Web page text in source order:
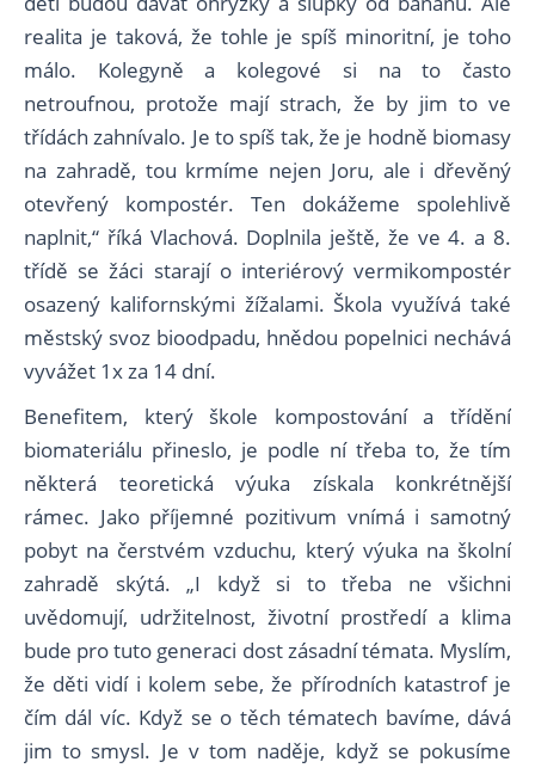
realita je taková, že tohle je spíš minoritní, je toho
málo. Kolegyně a kolegové si na to často
netroufnou, protože mají strach, že by jim to ve
třídách zahnívalo. Je to spíš tak, že je hodně biomasy
na zahradě, tou krmíme nejen Joru, ale i dřevěný
otevřený kompostér. Ten dokážeme spolehlivě
naplnit,“ říká Vlachová. Doplnila ještě, že ve 4. a 8.
třídě se žáci starají o interiérový vermikompostér
osazený kalifornskými žížalami. Škola využívá také
městský svoz bioodpadu, hnědou popelnici nechává
vyvážet 1x za 14 dní.
Benefitem, který škole kompostování a třídění
biomateriálu přineslo, je podle ní třeba to, že tím
některá teoretická výuka získala konkrétnější
rámec. Jako příjemné pozitivum vnímá i samotný
pobyt na čerstvém vzduchu, který výuka na školní
zahradě skýtá. „I když si to třeba ne všichni
uvědomují, udržitelnost, životní prostředí a klima
bude pro tuto generaci dost zásadní témata. Myslím,
že děti vidí i kolem sebe, že přírodních katastrof je
čím dál víc. Když se o těch tématech bavíme, dává
jim to smysl. Je v tom naděje, když se pokusíme